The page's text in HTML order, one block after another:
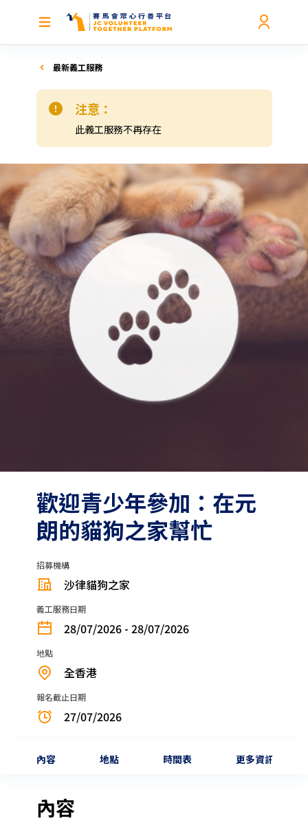
最新義工服務
注意：
此義工服務不再存在
歡迎青少年參加：在元
朗的貓狗之家幫忙
招募機構
沙律貓狗之家
義工服務日期
28/07/2026 - 28/07/2026
地點
全香港
報名截止日期
27/07/2026
內容 地點 時間表 更多資訊
內容